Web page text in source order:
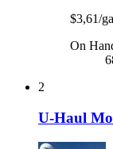
$3,61/
On
2
U-Haul